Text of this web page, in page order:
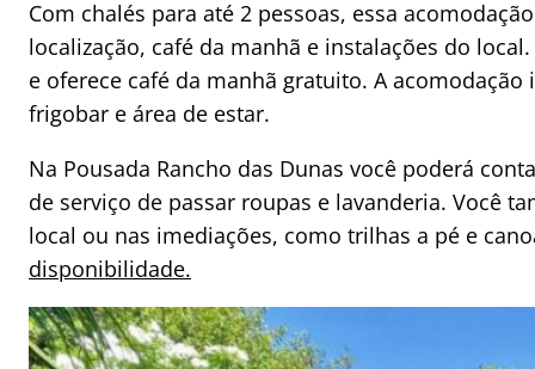
Com chalés para até 2 pessoas, essa
localização, café da manhã e instalações do
e oferece café da manhã gratuito. A
frigobar e área de estar.
Na Pousada Rancho das Dunas você poderá
de serviço de passar roupas e lavanderia. Você
local ou nas imediações, como trilhas a pé e
disponibilidade.